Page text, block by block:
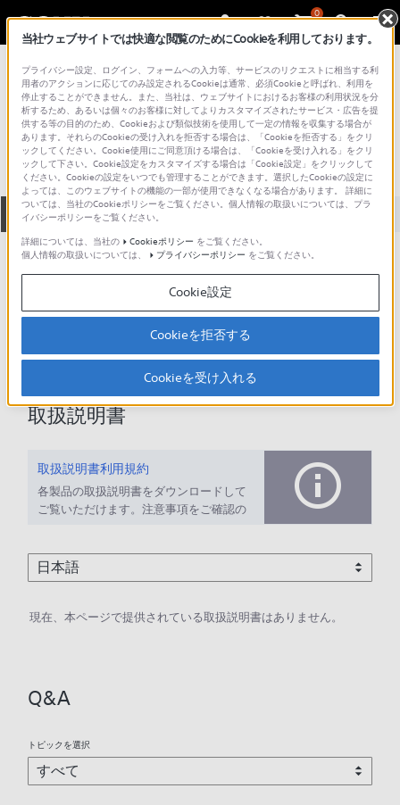
0
総合サポート・お問い合わせ プロフェッショナル／業務用
CCY-25
全て ダウンロード 取扱説明書 Q&A
ダウンロード
現在、本ページで提供されているアップデート情報はありませ
取扱説明書
取扱説明書利用規約
各製品の取扱説明書をダウンロードして
ご覧いただけます。注意事項をご確認の
現在、本ページで提供されている取扱説明書はありません。
Q&A
トピックを選択
当社ウェブサイトでは快適な閲覧のためにCookieを利用しております。
プライバシー設定、ログイン、フォームへの入力等、サービスのリクエストに相当する利
用者のアクションに応じてのみ設定されるCookieは通常、必須Cookieと呼ばれ、利用を
停止することができません。また、当社は、ウェブサイトにおけるお客様の利用状況を分
析するため、あるいは個々のお客様に対してよりカスタマイズされたサービス・広告を提
供する等の目的のため、Cookieおよび類似技術を使用して一定の情報を収集する場合が
あります。それらのCookieの受け入れを拒否する場合は、「Cookieを拒否する」をクリ
ックしてください。Cookie使用にご同意頂ける場合は、「Cookieを受け入れる」をクリ
ックして下さい。Cookie設定をカスタマイズする場合は「Cookie設定」をクリックして
ください。Cookieの設定をいつでも管理することができます。選択したCookieの設定に
よっては、このウェブサイトの機能の一部が使用できなくなる場合があります。 詳細に
ついては、当社のCookieポリシーをご覧ください。個人情報の取扱いについては、プラ
イバシーポリシーをご覧ください。
詳細については、当社の
Cookieポリシー をご覧ください。
個人情報の取扱いについては、
プライバシーポリシー をご覧ください。
Cookie設定
Cookieを拒否する
Cookieを受け入れる